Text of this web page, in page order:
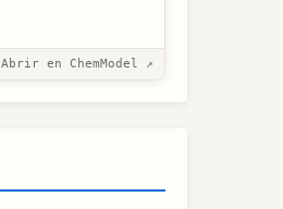
Abrir en ChemModel ↗